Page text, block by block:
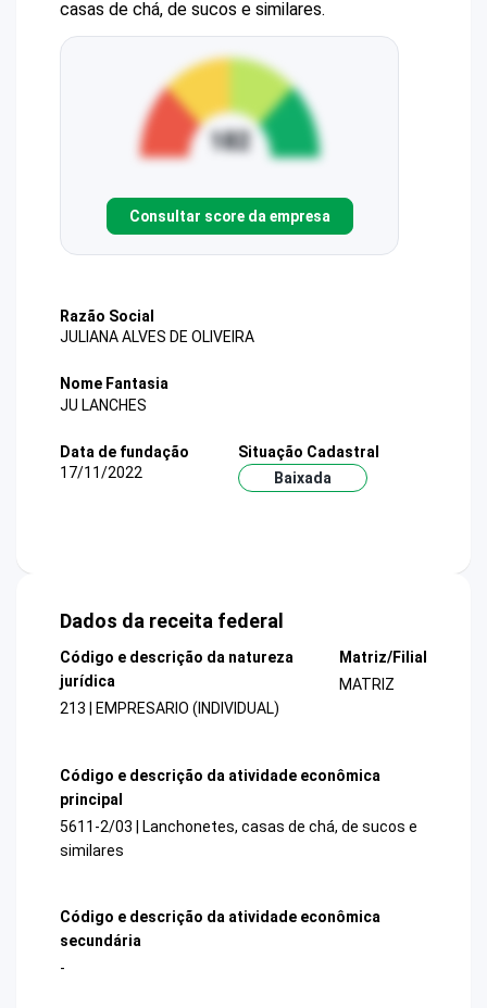
casas de chá, de sucos e similares.
Consultar score da empresa
Razão Social
JULIANA ALVES DE OLIVEIRA
Nome Fantasia
JU LANCHES
Data de fundação
17/11/2022
Situação Cadastral
Baixada
Dados da receita federal
Código e descrição da natureza
jurídica
213 | EMPRESARIO (INDIVIDUAL)
Matriz/Filial
MATRIZ
Código e descrição da atividade econômica
principal
5611-2/03 | Lanchonetes, casas de chá, de sucos e
similares
Código e descrição da atividade econômica
secundária
-